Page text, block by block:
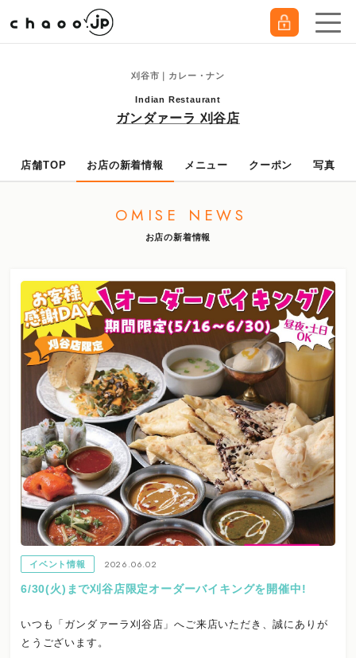
刈谷市｜カレー・ナン
Indian Restaurant
ガンダァーラ 刈谷店
店舗TOP お店の新着情報 メニュー クーポン 写真
OMISE NEWS
お店の新着情報
イベント情報
2026.06.02
6/30(火)まで刈谷店限定オーダーバイキングを開催中!
いつも「ガンダァーラ刈谷店」へご来店いただき、誠にありが
とうございます。